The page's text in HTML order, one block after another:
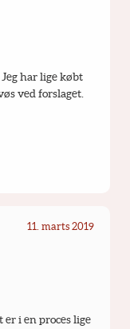
har lige købt
ved forslaget.
11. marts 2019
er i en proces lige